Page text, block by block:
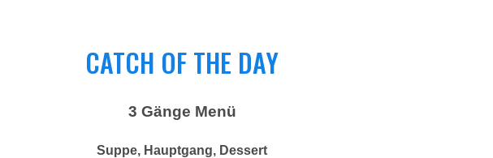
CATCH OF THE DAY
3 Gänge Menü
Suppe, Hauptgang, Dessert